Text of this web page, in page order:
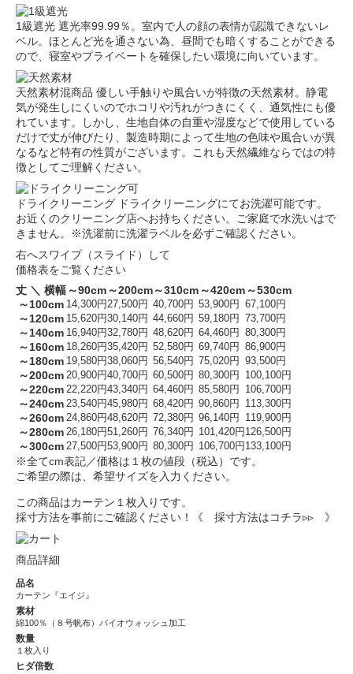
1級遮光 遮光率99.99％。室内で人の顔の表情が認識できないレ
ベル。ほとんど光を通さない為、昼間でも暗くすることができる
ので、寝室やプライベートを確保したい環境に向いています。
天然素材混商品 優しい手触りや風合いが特徴の天然素材。静電
気が発生しにくいのでホコリや汚れがつきにくく、通気性にも優
れています。しかし、生地自体の自重や湿度などで使用している
だけで丈が伸びたり、製造時期によって生地の色味や風合いが異
なるなど特有の性質がございます。これも天然繊維ならではの特
徴としてご理解ください。
ドライクリーニング ドライクリーニングにてお洗濯可能です。
お近くのクリーニング店へお持ちください。ご家庭で水洗いはで
きません。※洗濯前に洗濯ラベルを必ずご確認ください。
右へスワイプ（スライド）して
価格表をご覧ください
丈 ＼ 横幅 ～90cm ～200cm～310cm ～420cm ～530cm
～100cm 14,300円27,500円 40,700円 53,900円 67,100円
～120cm 15,620円30,140円 44,660円 59,180円 73,700円
～140cm 16,940円32,780円 48,620円 64,460円 80,300円
～160cm 18,260円35,420円 52,580円 69,740円 86,900円
～180cm 19,580円38,060円 56,540円 75,020円 93,500円
～200cm 20,900円40,700円 60,500円 80,300円 100,100円
～220cm 22,220円43,340円 64,460円 85,580円 106,700円
～240cm 23,540円45,980円 68,420円 90,860円 113,300円
～260cm 24,860円48,620円 72,380円 96,140円 119,900円
～280cm 26,180円51,260円 76,340円 101,420円 126,500円
～300cm 27,500円53,900円 80,300円 106,700円 133,100円
※全てcm表記／価格は１枚の値段（税込）です。
ご希望の際は、希望サイズを入力ください。
この商品はカーテン１枚入りです。
採寸方法を事前にご確認ください！
《 採寸方法はコチラ▹▹ 》
商品詳細
品名
カーテン『エイジ』
素材
綿100％（８号帆布）バイオウォッシュ加工
数量
１枚入り
ヒダ倍数